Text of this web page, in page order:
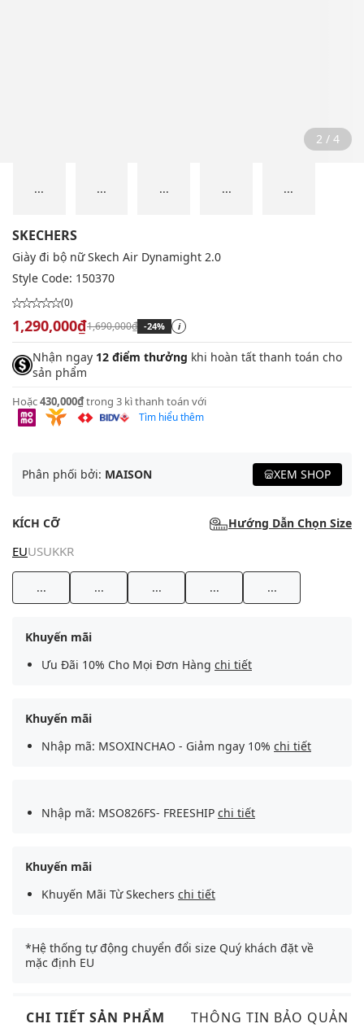
2 / 4
... ... ... ... ...
SKECHERS
Giày đi bộ nữ Skech Air Dynamight 2.0
Style Code: 150370
(0)
1,290,000₫1,690,000₫ -24% i
Nhận ngay 12 điểm thưởng khi hoàn tất thanh toán cho
sản phẩm
Hoặc430,000₫trong 3 kì thanh toán với
Tìm hiểu thêm
Phân phối bởi: MAISON XEM SHOP
KÍCH CỠ Hướng Dẫn Chọn Size
EUUSUKKR
... ... ... ... ...
Khuyến mãi
Ưu Đãi 10% Cho Mọi Đơn Hàng chi tiết
Khuyến mãi
Nhập mã: MSOXINCHAO - Giảm ngay 10% chi tiết
Nhập mã: MSO826FS- FREESHIP chi tiết
Khuyến mãi
Khuyến Mãi Từ Skechers chi tiết
*Hệ thống tự động chuyển đổi size Quý khách đặt về
mặc định EU
CHI TIẾT SẢN PHẨM THÔNG TIN BẢO QUẢN